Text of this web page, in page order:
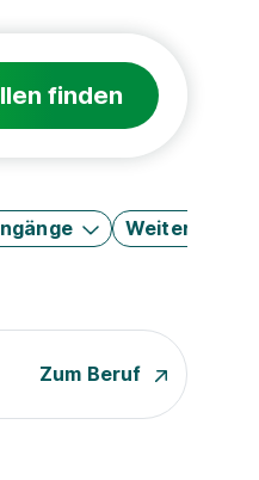
finden
Weitere Filter
Zum Beruf